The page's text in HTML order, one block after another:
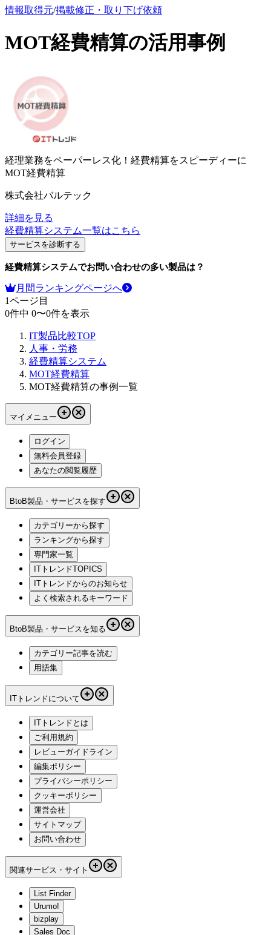
情報取得元/掲載修正・取り下げ依頼
MOT経費精算の活用事例
経理業務をペーパーレス化！経費精算をスピーディーに
MOT経費精算
株式会社バルテック
詳細を見る
経費精算システム一覧はこちら
サービスを診断する
経費精算システムでお問い合わせの多い製品は？
月間ランキングページへ
1ページ目
0件中 0〜0件を表示
IT製品比較TOP
人事・労務
経費精算システム
MOT経費精算
MOT経費精算の事例一覧
マイメニュー
ログイン
無料会員登録
あなたの閲覧履歴
BtoB製品・サービスを探す
カテゴリーから探す
ランキングから探す
専門家一覧
ITトレンドTOPICS
ITトレンドからのお知らせ
よく検索されるキーワード
BtoB製品・サービスを知る
カテゴリー記事を読む
用語集
ITトレンドについて
ITトレンドとは
ご利用規約
レビューガイドライン
編集ポリシー
プライバシーポリシー
クッキーポリシー
運営会社
サイトマップ
お問い合わせ
関連サービス・サイト
List Finder
Urumo!
bizplay
Sales Doc